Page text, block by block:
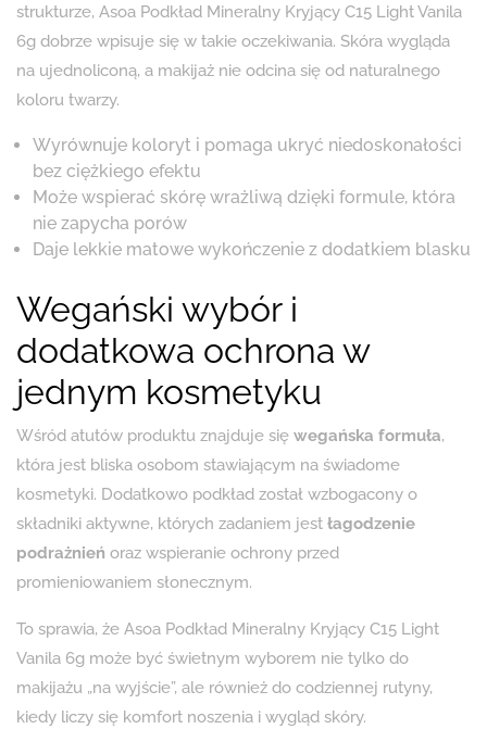
strukturze, Asoa Podkład Mineralny Kryjący C15 Light Vanila
6g dobrze wpisuje się w takie oczekiwania. Skóra wygląda
na ujednoliconą, a makijaż nie odcina się od naturalnego
koloru twarzy.
Wyrównuje koloryt i pomaga ukryć niedoskonałości
bez ciężkiego efektu
Może wspierać skórę wrażliwą dzięki formule, która
nie zapycha porów
Daje lekkie matowe wykończenie z dodatkiem blasku
Wegański wybór i
dodatkowa ochrona w
jednym kosmetyku
Wśród atutów produktu znajduje się wegańska formuła,
która jest bliska osobom stawiającym na świadome
kosmetyki. Dodatkowo podkład został wzbogacony o
składniki aktywne, których zadaniem jest łagodzenie
podrażnień oraz wspieranie ochrony przed
promieniowaniem słonecznym.
To sprawia, że Asoa Podkład Mineralny Kryjący C15 Light
Vanila 6g może być świetnym wyborem nie tylko do
makijażu „na wyjście”, ale również do codziennej rutyny,
kiedy liczy się komfort noszenia i wygląd skóry.